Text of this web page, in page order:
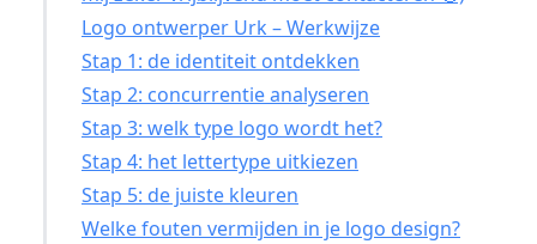
Logo ontwerper Urk – Werkwijze
Stap 1: de identiteit ontdekken
Stap 2: concurrentie analyseren
Stap 3: welk type logo wordt het?
Stap 4: het lettertype uitkiezen
Stap 5: de juiste kleuren
Welke fouten vermijden in je logo design?